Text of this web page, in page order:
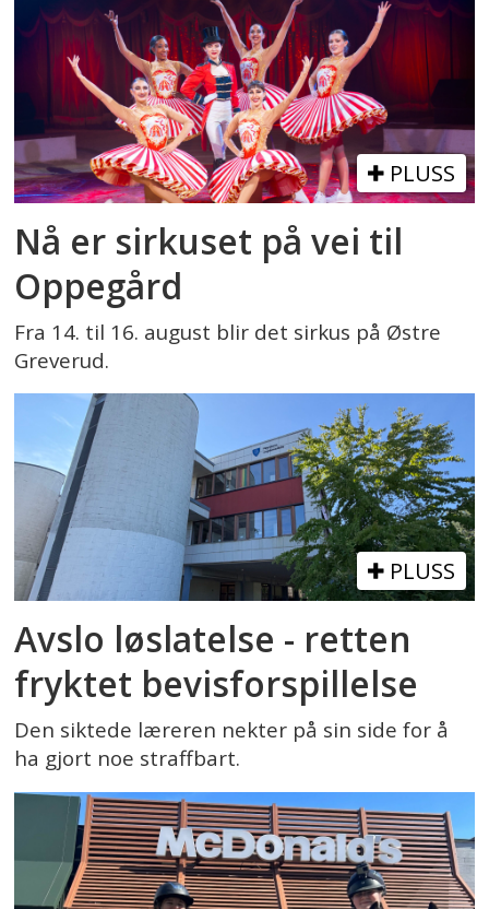
PLUSS
Nå er sirkuset på vei til
Oppegård
Fra 14. til 16. august blir det sirkus på Østre
Greverud.
PLUSS
Avslo løslatelse - retten
fryktet bevisforspillelse
Den siktede læreren nekter på sin side for å
ha gjort noe straffbart.